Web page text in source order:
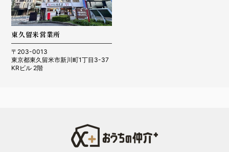
東久留米営業所
〒203-0013
東京都東久留米市新川町1丁目3-37
KRビル 2階